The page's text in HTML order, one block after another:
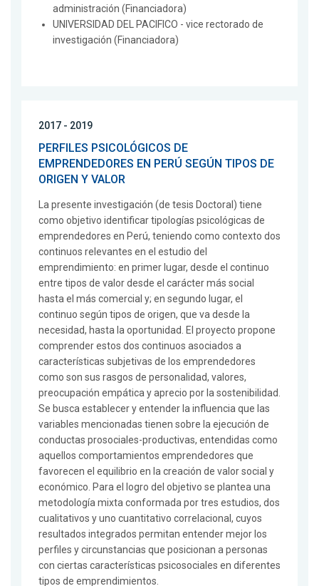
administración (Financiadora)
UNIVERSIDAD DEL PACIFICO - vice rectorado de
investigación (Financiadora)
2017 - 2019
PERFILES PSICOLÓGICOS DE
EMPRENDEDORES EN PERÚ SEGÚN TIPOS DE
ORIGEN Y VALOR
La presente investigación (de tesis Doctoral) tiene
como objetivo identificar tipologías psicológicas de
emprendedores en Perú, teniendo como contexto dos
continuos relevantes en el estudio del
emprendimiento: en primer lugar, desde el continuo
entre tipos de valor desde el carácter más social
hasta el más comercial y; en segundo lugar, el
continuo según tipos de origen, que va desde la
necesidad, hasta la oportunidad. El proyecto propone
comprender estos dos continuos asociados a
características subjetivas de los emprendedores
como son sus rasgos de personalidad, valores,
preocupación empática y aprecio por la sostenibilidad.
Se busca establecer y entender la influencia que las
variables mencionadas tienen sobre la ejecución de
conductas prosociales-productivas, entendidas como
aquellos comportamientos emprendedores que
favorecen el equilibrio en la creación de valor social y
económico. Para el logro del objetivo se plantea una
metodología mixta conformada por tres estudios, dos
cualitativos y uno cuantitativo correlacional, cuyos
resultados integrados permitan entender mejor los
perfiles y circunstancias que posicionan a personas
con ciertas características psicosociales en diferentes
tipos de emprendimientos.